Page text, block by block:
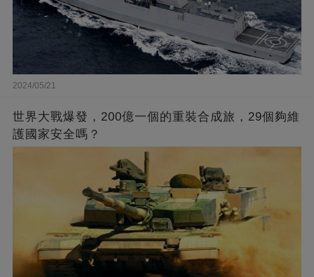
2024/05/21
世界大戰爆發，200億一個的重裝合成旅，29個夠維
護國家安全嗎？